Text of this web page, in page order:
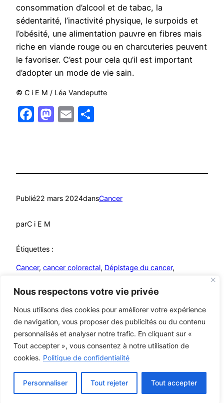
Nous respectons votre vie privée
Nous utilisons des cookies pour améliorer votre expérience
de navigation, vous proposer des publicités ou du contenu
personnalisés et analyser notre trafic. En cliquant sur «
Tout accepter », vous consentez à notre utilisation de
cookies. Politique de confidentialité
Personnaliser Tout rejeter Tout accepter
consommation d’alcool et de tabac, la
sédentarité, l’inactivité physique, le surpoids et
l’obésité, une alimentation pauvre en fibres mais
riche en viande rouge ou en charcuteries peuvent
le favoriser. C’est pour cela qu’il est important
d’adopter un mode de vie sain.
© C i E M / Léa Vandeputte
Facebook
Mastodon
Email
Publié22 mars 2024dansCancer
parC i E M
Étiquettes :
Cancer, cancer colorectal, Dépistage du cancer
Mutualistes – MCA © C i E M
Mentions légales